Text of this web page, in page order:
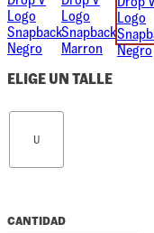
ELIGE UN TALLE
U
CANTIDAD